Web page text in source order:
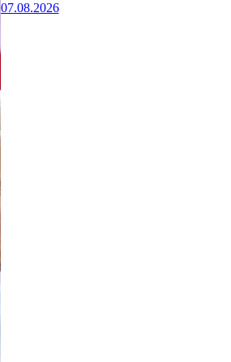
07.08.2026